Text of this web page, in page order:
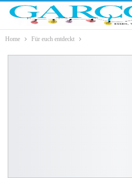
Home Für euch entdeckt